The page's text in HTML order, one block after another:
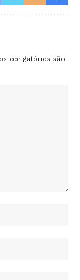
obrigatórios são